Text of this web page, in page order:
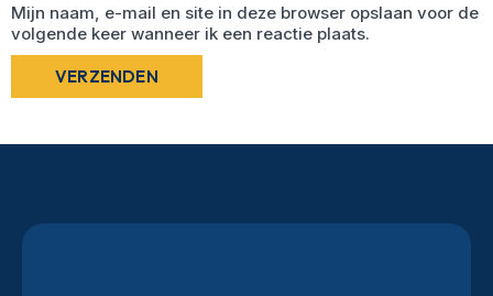
Mijn naam, e-mail en site in deze browser opslaan voor de
volgende keer wanneer ik een reactie plaats.